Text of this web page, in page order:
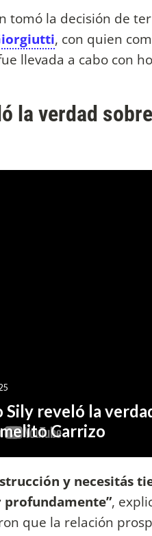
tomó la decisión de
, con quien
llevada a cabo con
la verdad
y necesitás
,
que la relación